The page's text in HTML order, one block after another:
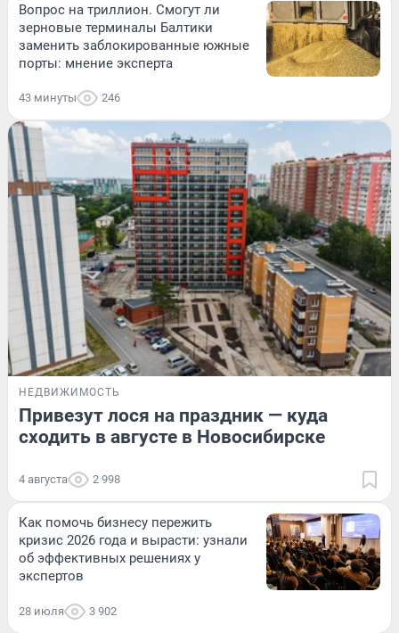
Вопрос на триллион. Смогут ли
зерновые терминалы Балтики
заменить заблокированные южные
порты: мнение эксперта
43 минуты 246
НЕДВИЖИМОСТЬ
Привезут лося на праздник — куда
сходить в августе в Новосибирске
4 августа 2 998
Как помочь бизнесу пережить
кризис 2026 года и вырасти: узнали
об эффективных решениях у
экспертов
28 июля 3 902